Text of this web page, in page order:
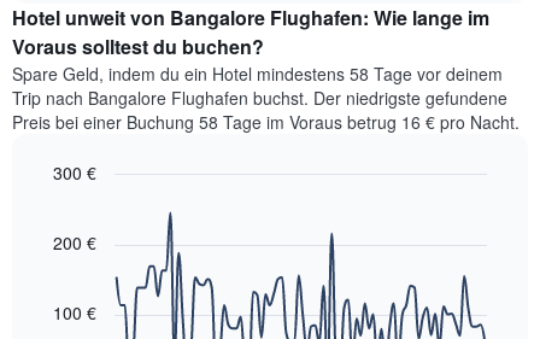
hat
1
Y-
Achse,
die
den
Zimmerpreis
den
durchschnittlichen
Preis
eines
Zimmers
für
jeweiligen
Diagramm
X-
Hotel unweit von Bangalore Flughafen: Wie lange im
Voraus solltest du buchen?
Spare Geld, indem du ein Hotel mindestens 58 Tage vor deinem
Trip nach Bangalore Flughafen buchst. Der niedrigste gefundene
Preis bei einer Buchung 58 Tage im Voraus betrug 16 € pro Nacht.
with
100 €
200 €
300 €